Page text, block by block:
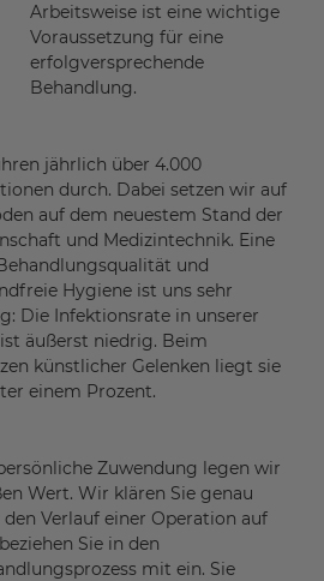
Arbeitsweise ist eine wichtige
Voraussetzung für eine
erfolgversprechende
Behandlung.
jährlich über 4.000
durch. Dabei setzen wir auf
auf dem neuestem Stand der
und Medizintechnik. Eine
und
Hygiene ist uns sehr
Die Infektionsrate in unserer
äußerst niedrig. Beim
künstlicher Gelenken liegt sie
einem Prozent.
Zuwendung legen wir
Wert. Wir klären Sie genau
den Verlauf einer Operation auf
Sie in den
mit ein. Sie